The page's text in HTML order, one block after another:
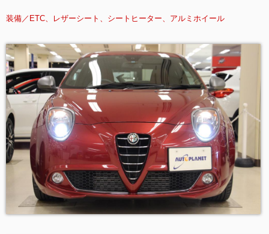
装備／ETC、レザーシート、シートヒーター、アルミホイール